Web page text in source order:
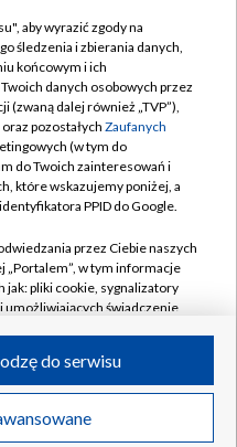
TVP
S.A. w likwidacji
aby wyrazić zgody na
śledzenia i zbierania danych,
końcowym i ich
danych osobowych przez
(zwaną dalej również „TVP”),
oraz pozostałych Zaufanych
(w tym do
do Twoich zainteresowań i
które wskazujemy poniżej, a
PPID do Google.
przez Ciebie naszych
„Portalem”, w tym informacje
jak: pliki cookie, sygnalizatory
umożliwiających świadczenie
przez Ciebie
jak adresy IP, identyfikatory
do serwisu